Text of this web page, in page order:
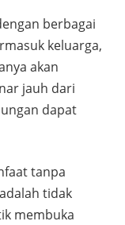
berbagai
keluarga,
akan
jauh dari
dapat
tanpa
tidak
membuka